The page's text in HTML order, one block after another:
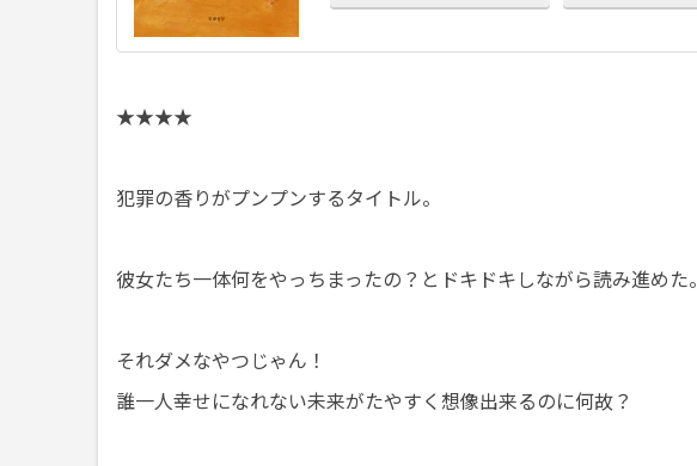
★★★★
犯罪の香りがプンプンするタイトル。
彼女たち一体何をやっちまったの？とドキドキしながら読み進めた。
それダメなやつじゃん！
誰一人幸せになれない未来がたやすく想像出来るのに何故？